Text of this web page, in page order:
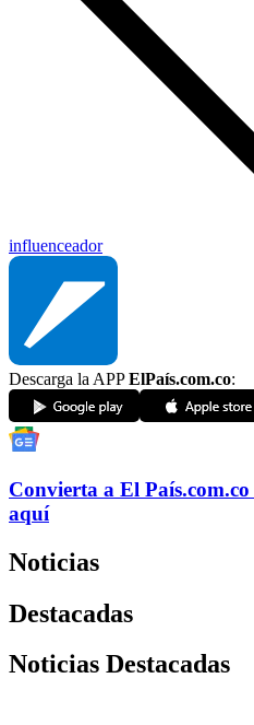
influenceador
Descarga la APPElPaís.com.co:
Convierta a El País.com.co
aquí
Noticias
Destacadas
Noticias Destacadas